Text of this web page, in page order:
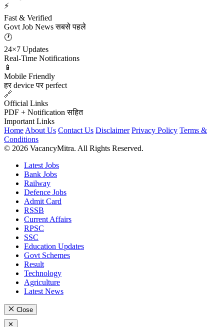
⚡
Fast & Verified
Govt Job News सबसे पहले
🕐
24×7 Updates
Real-Time Notifications
📱
Mobile Friendly
हर device पर perfect
🔗
Official Links
PDF + Notification सहित
Important Links
Home About Us Contact Us Disclaimer Privacy Policy Terms &
Conditions
© 2026 VacancyMitra. All Rights Reserved.
Latest Jobs
Bank Jobs
Railway
Defence Jobs
Admit Card
RSSB
Current Affairs
RPSC
SSC
Education Updates
Govt Schemes
Result
Technology
Agriculture
Latest News
Close
✕